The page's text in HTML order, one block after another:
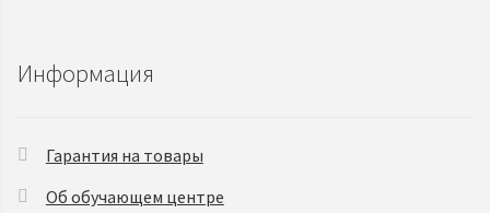
Информация
Гарантия на товары
Об обучающем центре